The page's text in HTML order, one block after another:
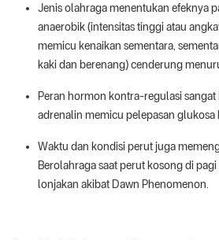
Jenis olahraga menentukan efeknya
anaerobik (intensitas tinggi atau
memicu kenaikan sementara,
kaki dan berenang) cenderung
Peran hormon kontra-regulasi
adrenalin memicu pelepasan glukosa
Waktu dan kondisi perut juga
Berolahraga saat perut kosong di
lonjakan akibat Dawn Phenomenon.